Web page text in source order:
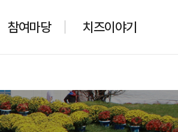
참여마당 치즈이야기